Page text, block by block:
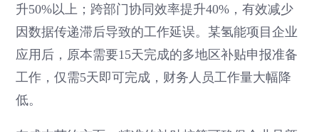
升50%以上；跨部门协同效率提升40%，有效减少
因数据传递滞后导致的工作延误。某氢能项目企业
应用后，原本需要15天完成的多地区补贴申报准备
工作，仅需5天即可完成，财务人员工作量大幅降
低。